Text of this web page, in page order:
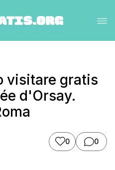
visitare gratis
d'Orsay.
0 0